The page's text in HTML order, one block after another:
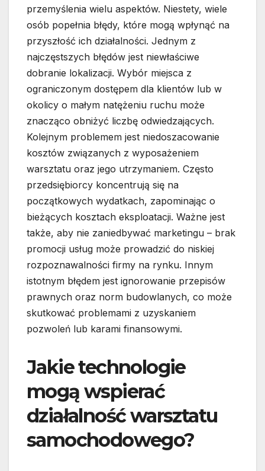
przemyślenia wielu aspektów. Niestety, wiele
osób popełnia błędy, które mogą wpłynąć na
przyszłość ich działalności. Jednym z
najczęstszych błędów jest niewłaściwe
dobranie lokalizacji. Wybór miejsca z
ograniczonym dostępem dla klientów lub w
okolicy o małym natężeniu ruchu może
znacząco obniżyć liczbę odwiedzających.
Kolejnym problemem jest niedoszacowanie
kosztów związanych z wyposażeniem
warsztatu oraz jego utrzymaniem. Często
przedsiębiorcy koncentrują się na
początkowych wydatkach, zapominając o
bieżących kosztach eksploatacji. Ważne jest
także, aby nie zaniedbywać marketingu – brak
promocji usług może prowadzić do niskiej
rozpoznawalności firmy na rynku. Innym
istotnym błędem jest ignorowanie przepisów
prawnych oraz norm budowlanych, co może
skutkować problemami z uzyskaniem
pozwoleń lub karami finansowymi.
Jakie technologie
mogą wspierać
działalność warsztatu
samochodowego?